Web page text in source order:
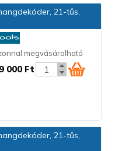
21-tűs,
megvásárolható
000 Ft
21-tűs,